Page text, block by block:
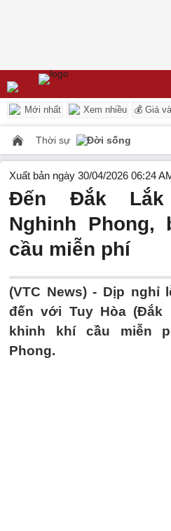
Mới nhất Xem nhiều 💰 Giá
Thời sự Đời sống
Xuất bản ngày 30/04/2026 06:24
Đến Đắk Lắk
Nghinh Phong,
cầu miễn phí
(VTC News) - Dịp nghỉ
đến với Tuy Hòa
khinh khí cầu miễn
Phong.